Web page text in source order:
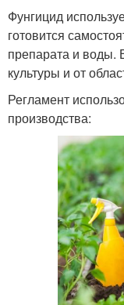
Фунгицид
готовится
препарата и воды.
культуры и от
Регламент
производства: